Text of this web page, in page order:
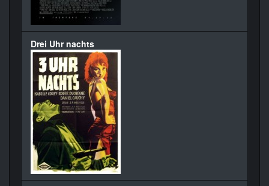
Drei Uhr nachts